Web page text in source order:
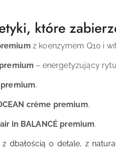
które
z koenzymem Q10 i
– energetyzujący
,
crème premium,
in BALANCÉ premium.
dbałością o detale, z